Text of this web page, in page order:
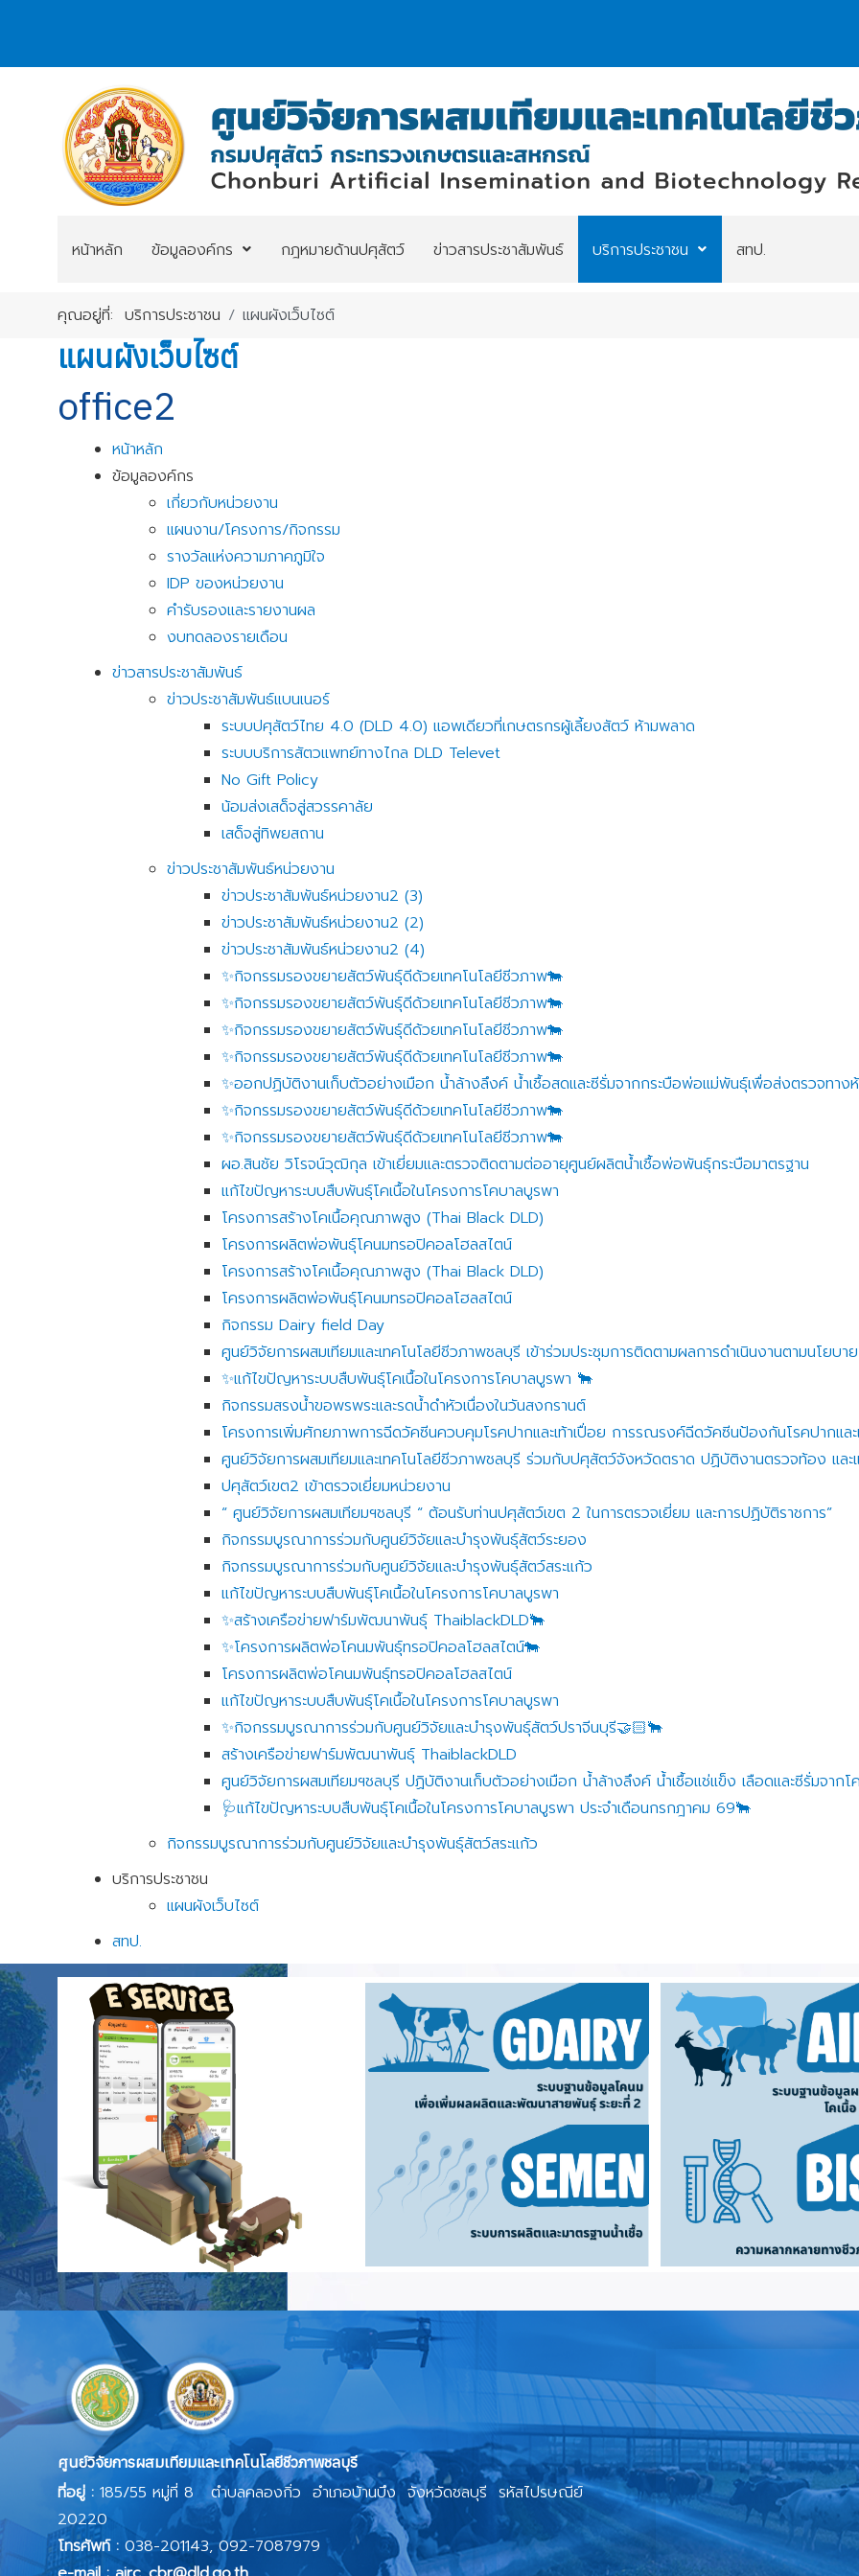
หน้าหลัก ข้อมูลองค์กร กฎหมายด้านปศุสัตว์ ข่าวสารประชาสัมพันธ์ บริการประชาชน สทป.
คุณอยู่ที่:บริการประชาชน แผนผังเว็บไซต์
แผนผังเว็บไซต์
office2
หน้าหลัก
ข้อมูลองค์กร
เกี่ยวกับหน่วยงาน
แผนงาน/โครงการ/กิจกรรม
รางวัลแห่งความภาคภูมิใจ
IDP ของหน่วยงาน
คำรับรองและรายงานผล
งบทดลองรายเดือน
ข่าวสารประชาสัมพันธ์
ข่าวประชาสัมพันธ์แบนเนอร์
ระบบปศุสัตว์ไทย 4.0 (DLD 4.0) แอพเดียวที่เกษตรกรผู้เลี้ยงสัตว์ ห้ามพลาด
ระบบบริการสัตวแพทย์ทางไกล DLD Televet
No Gift Policy
น้อมส่งเสด็จสู่สวรรคาลัย
เสด็จสู่ทิพยสถาน
ข่าวประชาสัมพันธ์หน่วยงาน
ข่าวประชาสัมพันธ์หน่วยงาน2 (3)
ข่าวประชาสัมพันธ์หน่วยงาน2 (2)
ข่าวประชาสัมพันธ์หน่วยงาน2 (4)
✨️กิจกรรมรองขยายสัตว์พันธุ์ดีด้วยเทคโนโลยีชีวภาพ🐄
✨️กิจกรรมรองขยายสัตว์พันธุ์ดีด้วยเทคโนโลยีชีวภาพ🐄
✨️กิจกรรมรองขยายสัตว์พันธุ์ดีด้วยเทคโนโลยีชีวภาพ🐄
✨️กิจกรรมรองขยายสัตว์พันธุ์ดีด้วยเทคโนโลยีชีวภาพ🐄
✨️ออกปฏิบัติงานเก็บตัวอย่างเมือก น้ำล้างลึงค์ น้ำเชื้อสดและซีรั่มจากกระบือพ่อแม่พันธุ์เพื่อส่งตรวจทา
✨️กิจกรรมรองขยายสัตว์พันธุ์ดีด้วยเทคโนโลยีชีวภาพ🐄
✨️กิจกรรมรองขยายสัตว์พันธุ์ดีด้วยเทคโนโลยีชีวภาพ🐄
ผอ.สินชัย วิโรจน์วุฒิกุล เข้าเยี่ยมและตรวจติดตามต่ออายุศูนย์ผลิตน้ำเชื้อพ่อพันธุ์กระบือมาตรฐาน
แก้ไขปัญหาระบบสืบพันธุ์โคเนื้อในโครงการโคบาลบูรพา
โครงการสร้างโคเนื้อคุณภาพสูง (Thai Black DLD)
โครงการผลิตพ่อพันธุ์โคนมทรอปิคอลโฮลสไตน์
โครงการสร้างโคเนื้อคุณภาพสูง (Thai Black DLD)
โครงการผลิตพ่อพันธุ์โคนมทรอปิคอลโฮลสไตน์
กิจกรรม Dairy field Day
ศูนย์วิจัยการผสมเทียมและเทคโนโลยีชีวภาพชลบุรี เข้าร่วมประชุมการติดตามผลการดำเนินงานตามนโยบา
✨️แก้ไขปัญหาระบบสืบพันธุ์โคเนื้อในโครงการโคบาลบูรพา 🐂
กิจกรรมสรงน้ำขอพรพระและรดน้ำดำหัวเนื่องในวันสงกรานต์
โครงการเพิ่มศักยภาพการฉีดวัคซีนควบคุมโรคปากและเท้าเปื่อย การรณรงค์ฉีดวัคซีนป้องกันโรคปากแล
ศูนย์วิจัยการผสมเทียมและเทคโนโลยีชีวภาพชลบุรี ร่วมกับปศุสัตว์จังหวัดตราด ปฏิบัติงานตรวจท้อง แล
ปศุสัตว์เขต2 เข้าตรวจเยี่ยมหน่วยงาน
“ ศูนย์วิจัยการผสมเทียมฯชลบุรี “ ต้อนรับท่านปศุสัตว์เขต 2 ในการตรวจเยี่ยม และการปฏิบัติราชการ”
กิจกรรมบูรณาการร่วมกับศูนย์วิจัยและบำรุงพันธุ์สัตว์ระยอง
กิจกรรมบูรณาการร่วมกับศูนย์วิจัยและบำรุงพันธุ์สัตว์สระแก้ว
แก้ไขปัญหาระบบสืบพันธุ์โคเนื้อในโครงการโคบาลบูรพา
✨️สร้างเครือข่ายฟาร์มพัฒนาพันธุ์ ThaiblackDLD🐂
✨️โครงการผลิตพ่อโคนมพันธุ์ทรอปิคอลโฮลสไตน์🐄
โครงการผลิตพ่อโคนมพันธุ์ทรอปิคอลโฮลสไตน์
แก้ไขปัญหาระบบสืบพันธุ์โคเนื้อในโครงการโคบาลบูรพา
✨️กิจกรรมบูรณาการร่วมกับศูนย์วิจัยและบำรุงพันธุ์สัตว์ปราจีนบุรี🤝🏻🐂
สร้างเครือข่ายฟาร์มพัฒนาพันธุ์ ThaiblackDLD
ศูนย์วิจัยการผสมเทียมฯชลบุรี ปฏิบัติงานเก็บตัวอย่างเมือก น้ำล้างลึงค์ น้ำเชื้อแช่แข็ง เลือดและซีรั่มจากโ
🩺แก้ไขปัญหาระบบสืบพันธุ์โคเนื้อในโครงการโคบาลบูรพา ประจำเดือนกรกฎาคม 69🐂
กิจกรรมบูรณาการร่วมกับศูนย์วิจัยและบำรุงพันธุ์สัตว์สระแก้ว
บริการประชาชน
แผนผังเว็บไซต์
สทป.
ศูนย์วิจัยการผสมเทียมและเทคโนโลยีชีวภาพชลบุรี
ที่อยู่ :185/55 หมู่ที่ 8 ตำบลคลองกิ่ว อำเภอบ้านบึง จังหวัดชลบุรี รหัสไปรษณีย์
20220
โทรศัพท์ :038-201143, 092-7087979